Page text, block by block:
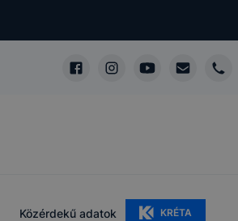
Közérdekű adatok KRÉTA